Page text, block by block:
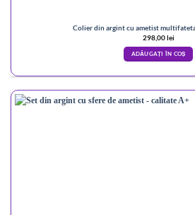
Colier din argint cu ametist
298,00lei
ADĂUGAȚI ÎN COȘ